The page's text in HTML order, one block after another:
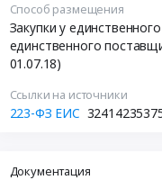
Способ размещения
Закупки у
единственного
01.07.18)
Ссылки на источники
223-ФЗ ЕИС
Документация